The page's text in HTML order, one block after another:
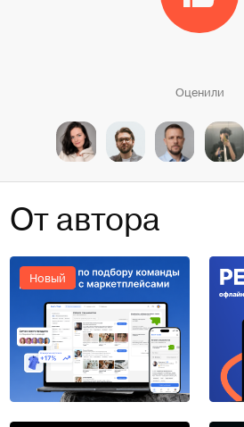
Оценили
От автора
Новый